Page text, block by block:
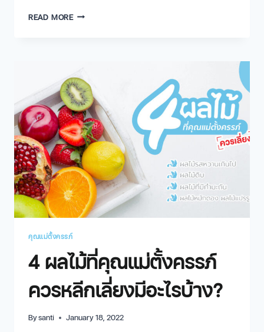
READ MORE
คุณแม่ตั้งครรภ์
4 ผลไม้ที่คุณแม่ตั้งครรภ์
ควรหลีกเลี่ยงมีอะไรบ้าง?
Bysanti January 18, 2022